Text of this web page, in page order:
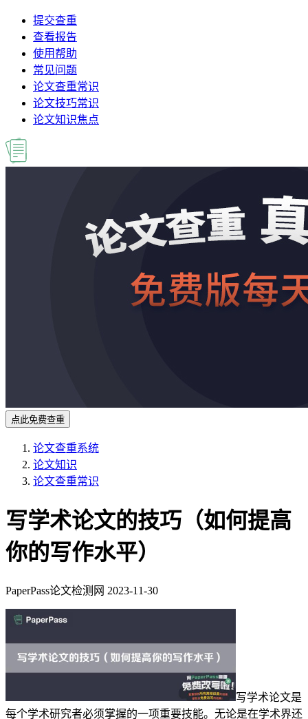
提交查重
查看报告
使用帮助
常见问题
论文查重常识
论文技巧常识
论文知识焦点
点此免费查重
论文查重系统
论文知识
论文查重常识
写学术论文的技巧（如何提高
你的写作水平）
PaperPass论文检测网 2023-11-30
写学术论文是
每个学术研究者必须掌握的一项重要技能。无论是在学术界还